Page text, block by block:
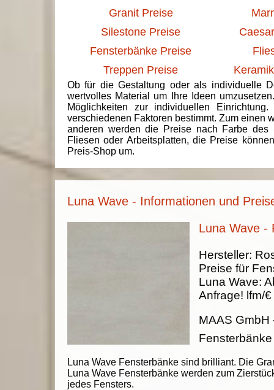
Granit Preise
Silestone Preise
Fensterbänke Preise
Treppen Preise
Ob für die Gestaltung oder als individuelle
wertvolles Material um Ihre Ideen
Möglichkeiten zur individuellen
verschiedenen Faktoren bestimmt. Zum einen
anderen werden die Preise nach Farbe des
Fliesen oder Arbeitsplatten, die Preise
Preis-Shop um.
Luna Wave - Informationen und
Luna Wave -
Luna Wave Fensterbänke sind brilliant. Die
Luna Wave Fensterbänke werden zum
jedes Fensters.
Hersteller:
Preise für
Luna Wave:
Anfrage! lfm/€
MAAS GmbH
Fensterbänke